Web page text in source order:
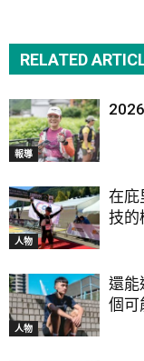
RELATED
報導
人物
在庇
技的
人物
還能
個可